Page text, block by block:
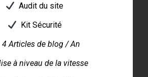
Audit du site
Kit Sécurité
4 Articles de blog / An
à niveau de la vitesse